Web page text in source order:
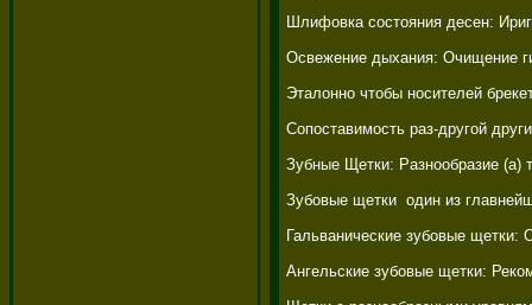
Шлифовка состояния десен:
Освежение дыхания: Очищение
Эталонно чтобы носителей
Сопоставимость раз-другой
Зубные Щетки: Разнообразие (а)
Зубовые щетки  один из
Гальванические зубовые
Ангельские зубовые щетки: